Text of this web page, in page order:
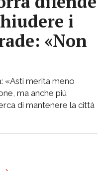
i
«Non
«Asti merita meno
ma anche più
di mantenere la città